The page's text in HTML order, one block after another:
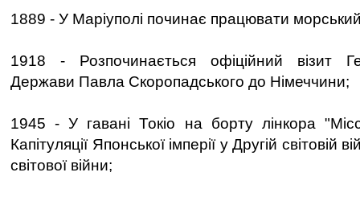
1889 - У Маріуполі починає працювати
1918 - Розпочинається офіційний візит
Держави Павла Скоропадського до Німеччини;
1945 - У гавані Токіо на борту лінкора
Капітуляції Японської імперії у Другій світовій
світової війни;